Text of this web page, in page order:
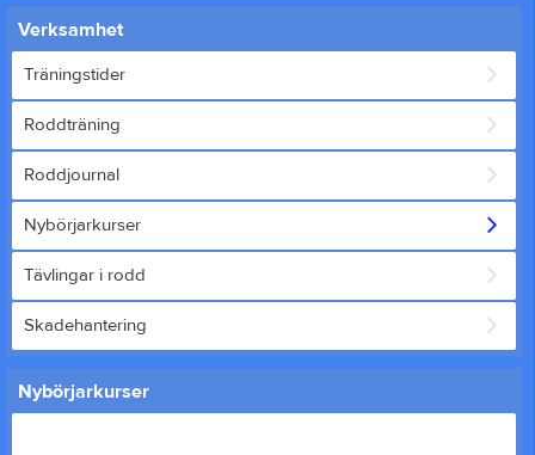
Verksamhet
Träningstider
Roddträning
Roddjournal
Nybörjarkurser
Tävlingar i rodd
Skadehantering
Nybörjarkurser